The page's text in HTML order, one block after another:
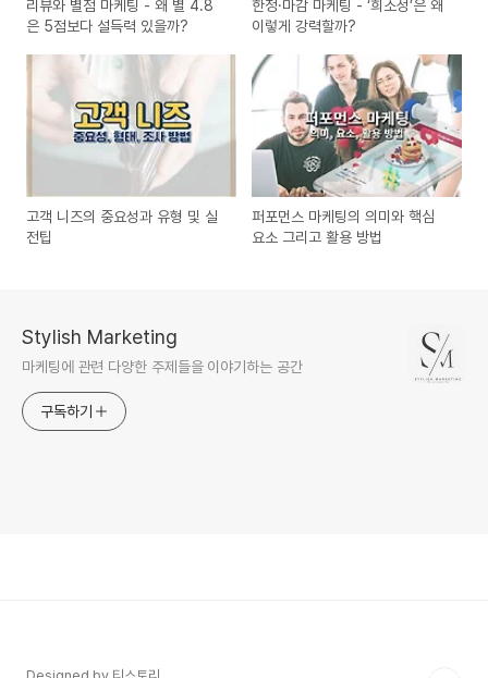
리뷰와 별점 마케팅 - 왜 별 4.8
은 5점보다 설득력 있을까?
한정·마감 마케팅 - ‘희소성’은 왜
이렇게 강력할까?
고객 니즈의 중요성과 유형 및 실
전팁
퍼포먼스 마케팅의 의미와 핵심
요소 그리고 활용 방법
Stylish Marketing
마케팅에 관련 다양한 주제들을 이야기하는 공간
구독하기